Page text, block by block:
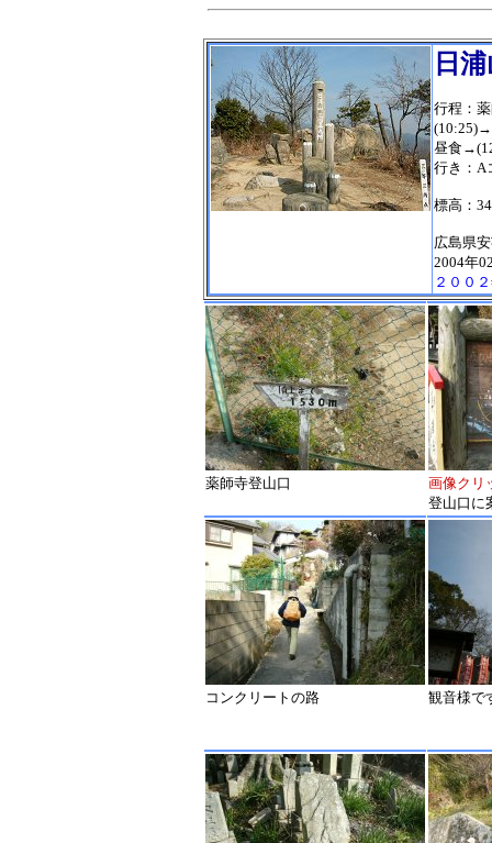
日
行程：
昼食
行き：
標高：
広島県
2004年
２００
薬師寺登山口
画像クリ
登山口に
コンクリートの路 観音様で